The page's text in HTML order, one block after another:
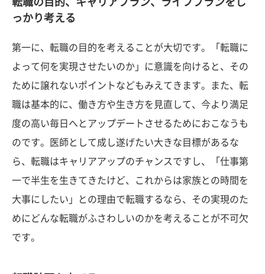
っかり考える
第一に、転職の目的を考えることが大切です。「転職に
よって何を実現させたいのか」に意識を向けると、その
ために譲れないポイントなどもみえてきます。また、転
職は基本的に、働き方や生き方を見直して、今より満足
度の高い毎日へとアップデートさせるためにおこなうも
のです。医師として成し遂げたい大きな目標があるな
ら、転職はキャリアアップのチャンスですし、「仕事第
一で半生を生きてきたけど、これからは家族との時間を
大事にしたい」との理由で転職するなら、その実現のた
めにどんな転職がふさわしいのかを考えることが不可欠
です。